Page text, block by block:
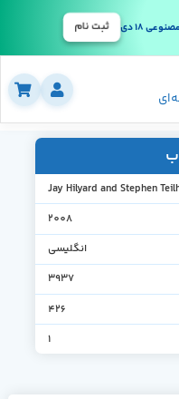
18 دی ثبت نام
Jay Hilyard and Stephen
2008
انگلیسی
3937
426
1